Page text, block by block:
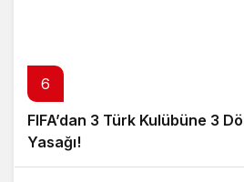
6
FIFA’dan 3 Türk Kulübüne 3
Yasağı!